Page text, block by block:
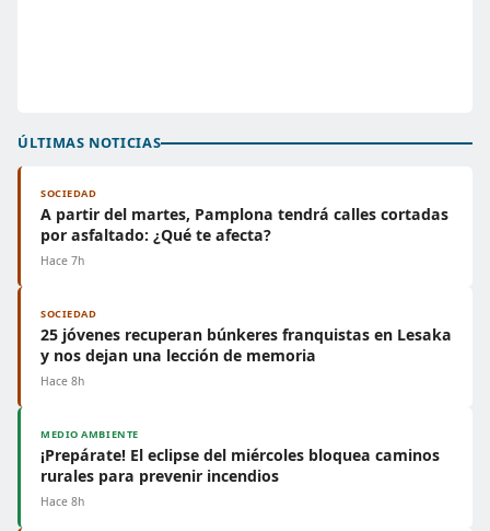
ÚLTIMAS NOTICIAS
SOCIEDAD
A partir del martes, Pamplona tendrá calles cortadas
por asfaltado: ¿Qué te afecta?
Hace 7h
SOCIEDAD
25 jóvenes recuperan búnkeres franquistas en Lesaka
y nos dejan una lección de memoria
Hace 8h
MEDIO AMBIENTE
¡Prepárate! El eclipse del miércoles bloquea caminos
rurales para prevenir incendios
Hace 8h